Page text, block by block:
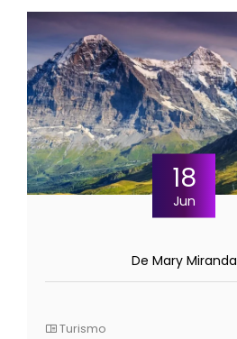
18
Jun
De Mary Miranda
Turismo